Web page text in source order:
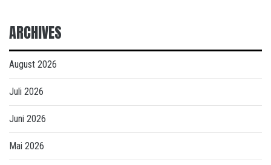
ARCHIVES
August 2026
Juli 2026
Juni 2026
Mai 2026